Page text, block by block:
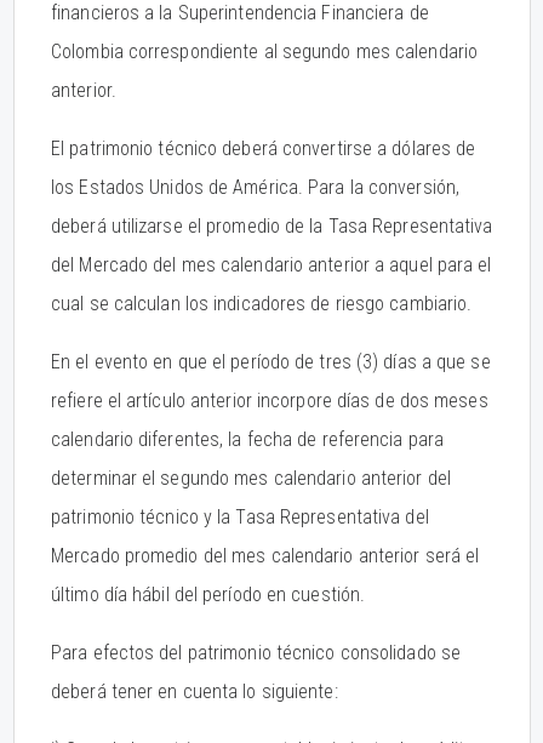
financieros a la Superintendencia Financiera de
Colombia correspondiente al segundo mes calendario
anterior.
El patrimonio técnico deberá convertirse a dólares de
los Estados Unidos de América. Para la conversión,
deberá utilizarse el promedio de la Tasa Representativa
del Mercado del mes calendario anterior a aquel para el
cual se calculan los indicadores de riesgo cambiario.
En el evento en que el período de tres (3) días a que se
refiere el artículo anterior incorpore días de dos meses
calendario diferentes, la fecha de referencia para
determinar el segundo mes calendario anterior del
patrimonio técnico y la Tasa Representativa del
Mercado promedio del mes calendario anterior será el
último día hábil del período en cuestión.
Para efectos del patrimonio técnico consolidado se
deberá tener en cuenta lo siguiente: